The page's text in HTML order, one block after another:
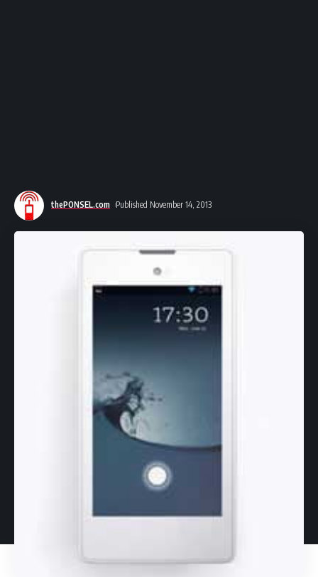
thePONSEL.com Published November 14, 2013